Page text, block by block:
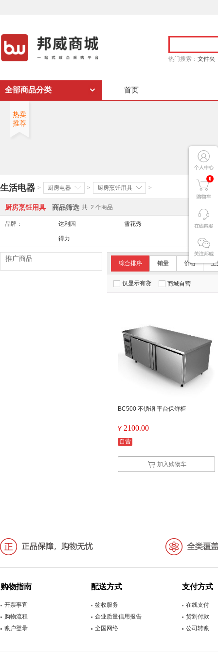
热门搜索： 文件夹
0
全部商品分类 首页
热卖
推荐
生活电器 > 厨房电器 > 厨房烹饪用具 >
厨房烹饪用具 商品筛选 共 2 个商品
品牌： 达利园 雪花秀 舒适达/
得力
综合排序 销量 价格 上
仅显示有货 商城自营
BC500 不锈钢 平台保鲜柜
¥ 2100.00
自营
加入购物车
推广商品
购物指南
开票事宜
购物流程
账户登录
配送方式
签收服务
企业质量信用报告
全国网络
支付方式
在线支付
货到付款
公司转账